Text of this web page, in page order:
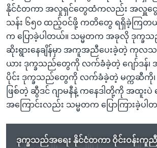
နိုင်ငံတကာ အလှုရှင်တွေထံကလည်း အလှူငွေ ဒ
သန်း ၆၅၀ ထည့်ဝင်ဖို့ ကတိတွေ ရရှိခဲ့ကြ
က ပြောခဲ့ပါတယ်။ သမ္မတက အခုလို ဒုက္ခ
ဆိုးရွားနေချိန်မှာ အကူအညီပေးခဲ့တဲ့ ကုလသမ
ယား ဒုက္ခသည်တွေကို လက်ခံခဲ့တဲ့ ဂျော်ဒန်
ပိုင်း ဒုက္ခသည်တွေကို လက်ခံခဲ့တဲ့ မက္ကဆီကို၊
ဖြစ်တဲ့ ဆွီဒင် ဂျာမနီနဲ့ ကနေဒါတို့ကို အထူးပဲ
အကြောင်းလည်း သမ္မတက ပြောကြားခဲ့ပါ